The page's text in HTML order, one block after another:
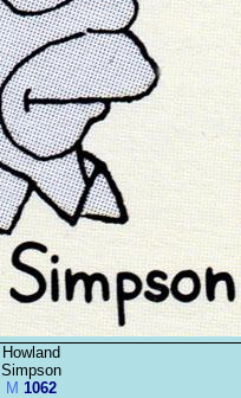
Howland
Simpson
M 1062